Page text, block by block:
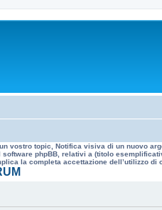
topic, Notifica visiva di un nuovo
phpBB, relativi a (titolo
la completa accettazione dell’utilizzo